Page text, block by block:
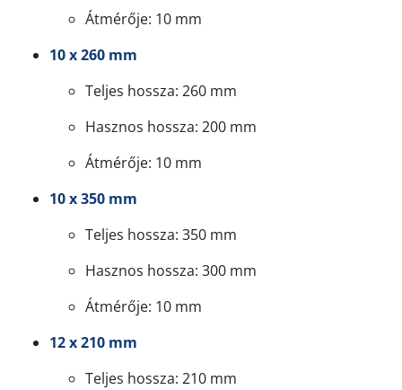
Átmérője: 10 mm
10 x 260 mm
Teljes hossza: 260 mm
Hasznos hossza: 200 mm
Átmérője: 10 mm
10 x 350 mm
Teljes hossza: 350 mm
Hasznos hossza: 300 mm
Átmérője: 10 mm
12 x 210 mm
Teljes hossza: 210 mm